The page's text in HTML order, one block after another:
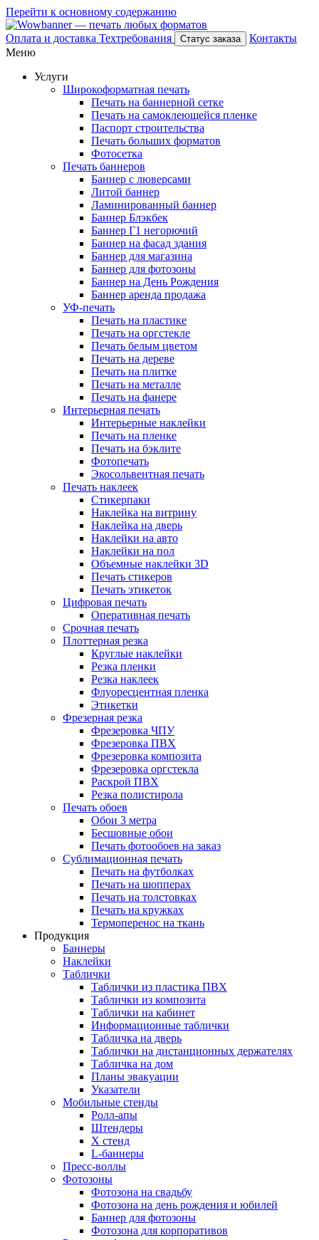
Перейти к основному содержанию
Оплата и доставка Техтребования Статус заказа
Контакты
Меню
Услуги
Широкоформатная печать
Печать на баннерной сетке
Печать на самоклеющейся пленке
Паспорт строительства
Печать больших форматов
Фотосетка
Печать баннеров
Баннер с люверсами
Литой баннер
Ламинированный баннер
Баннер Блэкбек
Баннер Г1 негорючий
Баннер на фасад здания
Баннер для магазина
Баннер для фотозоны
Баннер на День Рождения
Баннер аренда продажа
УФ-печать
Печать на пластике
Печать на оргстекле
Печать белым цветом
Печать на дереве
Печать на плитке
Печать на металле
Печать на фанере
Интерьерная печать
Интерьерные наклейки
Печать на пленке
Печать на бэклите
Фотопечать
Экосольвентная печать
Печать наклеек
Стикерпаки
Наклейка на витрину
Наклейка на дверь
Наклейки на авто
Наклейки на пол
Объемные наклейки 3D
Печать стикеров
Печать этикеток
Цифровая печать
Оперативная печать
Срочная печать
Плоттерная резка
Круглые наклейки
Резка пленки
Резка наклеек
Флуоресцентная пленка
Этикетки
Фрезерная резка
Фрезеровка ЧПУ
Фрезеровка ПВХ
Фрезеровка композита
Фрезеровка оргстекла
Раскрой ПВХ
Резка полистирола
Печать обоев
Обои 3 метра
Бесшовные обои
Печать фотообоев на заказ
Сублимационная печать
Печать на футболках
Печать на шопперах
Печать на толстовках
Печать на кружках
Термоперенос на ткань
Продукция
Баннеры
Наклейки
Таблички
Таблички из пластика ПВХ
Таблички из композита
Таблички на кабинет
Информационные таблички
Табличка на дверь
Таблички на дистанционных держателях
Табличка на дом
Планы эвакуации
Указатели
Мобильные стенды
Ролл-апы
Штендеры
Х стенд
L-баннеры
Пресс-воллы
Фотозоны
Фотозона на свадьбу
Фотозона на день рождения и юбилей
Баннер для фотозоны
Фотозона для корпоративов